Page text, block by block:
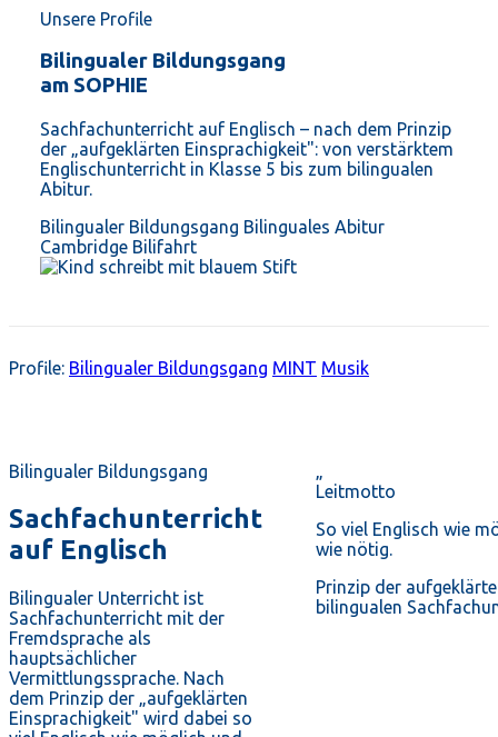
Unsere Profile
Bilingualer Bildungsgang
am SOPHIE
Sachfachunterricht auf Englisch – nach dem Prinzip
der „aufgeklärten Einsprachigkeit": von verstärktem
Englischunterricht in Klasse 5 bis zum bilingualen
Abitur.
Bilingualer Bildungsgang Bilinguales Abitur
Cambridge Bilifahrt
Profile: Bilingualer Bildungsgang MINT Musik
Bilingualer Bildungsgang
Sachfachunterricht
auf Englisch
Bilingualer Unterricht ist
Sachfachunterricht mit der
Fremdsprache als
hauptsächlicher
Vermittlungssprache. Nach
dem Prinzip der „aufgeklärten
Einsprachigkeit" wird dabei so
„
Leitmotto
So viel Englisch wie
wie nötig.
Prinzip der
bilingualen